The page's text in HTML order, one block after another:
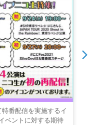
番配信を実施するイ
ベントに対する期待